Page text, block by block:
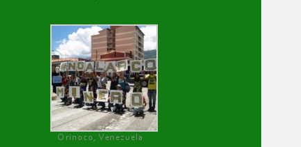
Orinoco, Venezuela